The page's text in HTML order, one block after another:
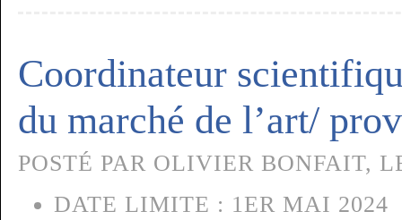
Coordinateur
du marché de l’art/
POSTÉ PAR OLIVIER BONFAIT,
DATE LIMITE : 1ER MAI 2024